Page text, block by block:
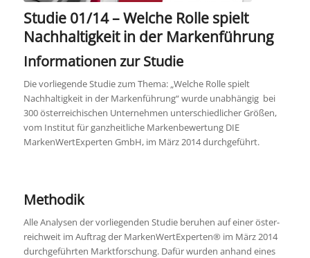
Studie 01/14 – Welche Rolle spielt
Nachhaltigkeit in der Markenführung
Informationen zur Studie
Die vorliegende Studie zum Thema: „Welche Rolle spielt
Nachhaltigkeit in der Markenführung“ wurde unabhängig bei
300 österreichischen Unternehmen unterschiedlicher Größen,
vom Institut für ganzheitliche Markenbewertung DIE
MarkenWertExperten GmbH, im März 2014 durchgeführt.
Methodik
Alle Analysen der vorliegenden Studie beruhen auf einer öster­­
reich­weit im Auftrag der MarkenWertExperten® im März 2014
durchgeführten Marktforschung. Dafür wurden anhand eines